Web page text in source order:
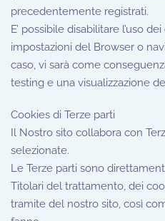
precedentemente registrati.
E’ possibile disabilitare l’uso
impostazioni del Browser o
caso, vi sarà come
testing e una visualizzazione
Cookies di Terze parti
Il Nostro sito collabora con
selezionate.
Le Terze parti sono
Titolari del trattamento, dei
tramite del nostro sito, così